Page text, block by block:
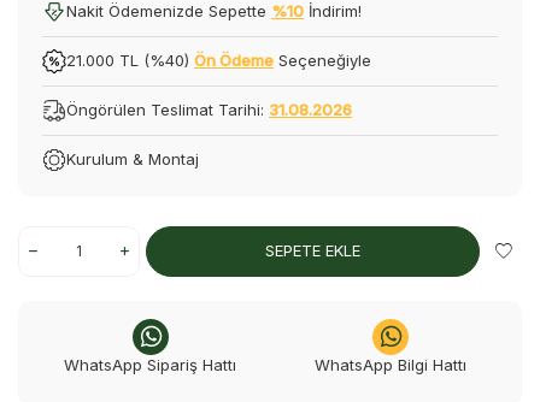
Nakit Ödemenizde Sepette %10 İndirim!
21.000 TL (%40) Ön Ödeme Seçeneğiyle
Öngörülen Teslimat Tarihi: 31.08.2026
Kurulum & Montaj
SEPETE EKLE
WhatsApp Sipariş Hattı WhatsApp Bilgi Hattı